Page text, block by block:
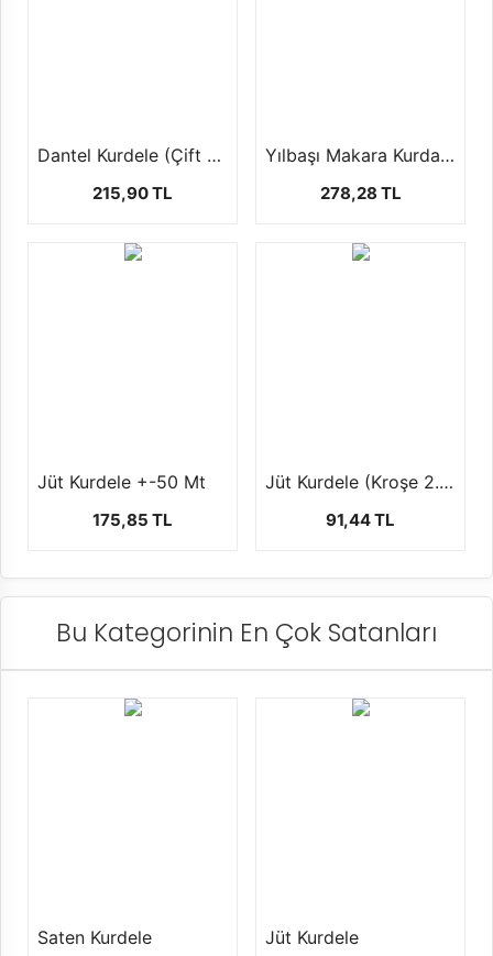
Dantel Kurdele (Çift sıra- 4 cm-25 mt)
215,90 TL
Yılbaşı Makara Kurdale (+-20 mt )
278,28 TL
Jüt Kurdele +-50 Mt
175,85 TL
Jüt Kurdele (Kroşe 2.50CM-10MT)
91,44 TL
Bu Kategorinin En Çok Satanları
Saten Kurdele Jüt Kurdele